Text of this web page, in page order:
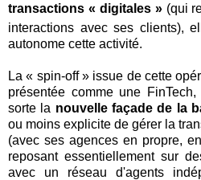
transactions « digitales »(qui
interactions avec ses clients),
autonome cette activité.
La « spin-off » issue de cette
présentée comme une
sorte la nouvelle façade de la
ou moins explicite de gérer la
(avec ses agences en propre,
reposant essentiellement sur
avec un réseau d'agents